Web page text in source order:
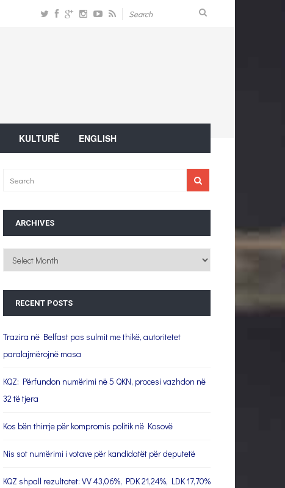
KULTURË ENGLISH
ARCHIVES
Archives
RECENT POSTS
Trazira në Belfast pas sulmit me thikë, autoritetet
paralajmërojnë masa
KQZ: Përfundon numërimi në 5 QKN, procesi vazhdon në
32 të tjera
Kos bën thirrje për kompromis politik në Kosovë
Nis sot numërimi i votave për kandidatët për deputetë
KQZ shpall rezultatet: VV 43,06%, PDK 21,24%, LDK 17,70%